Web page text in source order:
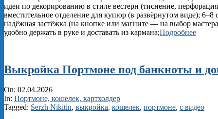
идеи по декорированию в стиле вестерн (тиснение,
вместительное отделение для купюр (в развёрнутом виде);
надёжная застёжка (на кнопке или магните — на выбор
удобно держать в руке и доставать из кармана;Подробнее
Выкройка Портмоне под банкноты и
2026-
04-
02
On: 02.04.2026
In: Портмоне, кошелек, картхолдер
Tagged: Serzh Nikitin, выкройка, кошелек, портмоне, с видео